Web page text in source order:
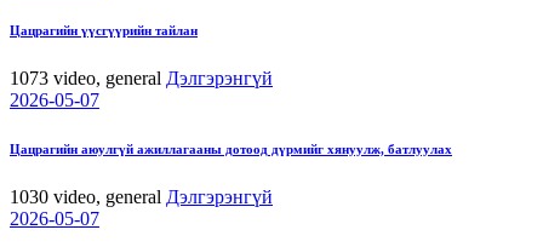
Цацрагийн үүсгүүрийн тайлан
1073 video, general Дэлгэрэнгүй
2026-05-07
Цацрагийн аюулгүй ажиллагааны дотоод дүрмийг хянуулж, батлуулах
1030 video, general Дэлгэрэнгүй
2026-05-07